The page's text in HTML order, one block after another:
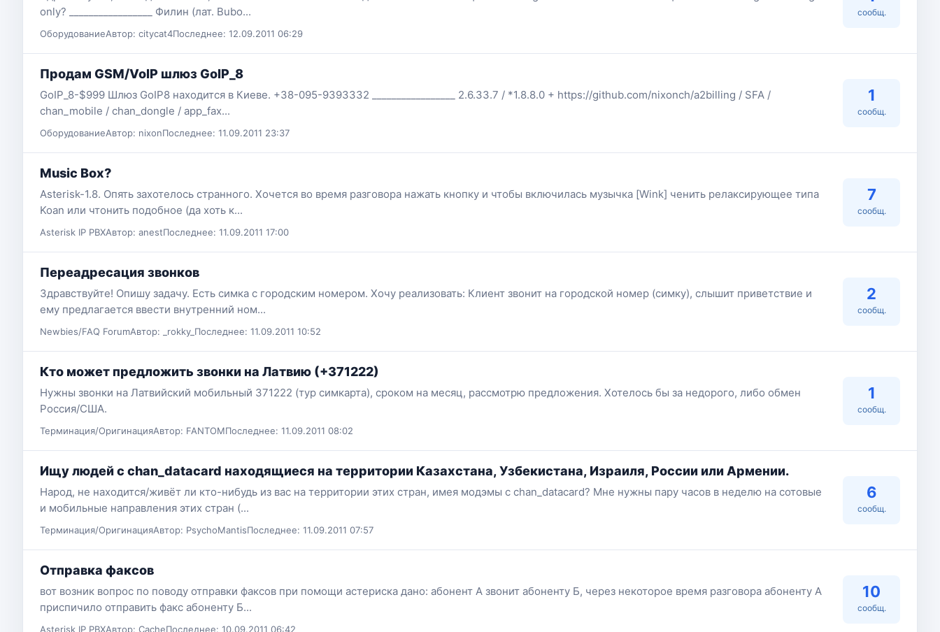
only? _________________ Филин (лат. Bubo...
ОборудованиеАвтор: citycat4Последнее: 12.09.2011 06:29
сообщ.
Продам GSM/VoIP шлюз GoIP_8
GoIP_8-$999 Шлюз GoIP8 находится в Киеве. +38-095-9393332 _________________ 2.6.33.7 / *1.8.8.0 + https://github.com/nixonch/a2billing / SFA /
chan_mobile / chan_dongle / app_fax...
ОборудованиеАвтор: nixonПоследнее: 11.09.2011 23:37
1
сообщ.
Music Box?
Asterisk-1.8. Опять захотелось странного. Хочется во время разговора нажать кнопку и чтобы включилась музычка [Wink] ченить релаксирующее типа
Koan или чтонить подобное (да хоть к...
Asterisk IP PBXАвтор: anestПоследнее: 11.09.2011 17:00
7
сообщ.
Переадресация звонков
Здравствуйте! Опишу задачу. Есть симка с городским номером. Хочу реализовать: Клиент звонит на городской номер (симку), слышит приветствие и
ему предлагается ввести внутренний ном...
Newbies/FAQ ForumАвтор: _rokky_ Последнее: 11.09.2011 10:52
2
сообщ.
Кто может предложить звонки на Латвию (+371222)
Нужны звонки на Латвийский мобильный 371222 (тур симкарта), сроком на месяц, рассмотрю предложения. Хотелось бы за недорого, либо обмен
Россия/США.
Терминация/ОригинацияАвтор: FANTOMПоследнее: 11.09.2011 08:02
1
сообщ.
Ищу людей с сhan_datacard находящиеся на территории Казахстана, Узбекистана, Израиля, России или Армении.
Народ, не находится/живёт ли кто-нибудь из вас на территории этих стран, имея модэмы с chan_datacard? Мне нужны пару часов в неделю на сотовые
и мобильные направления этих стран (...
Терминация/ОригинацияАвтор: PsychoMantisПоследнее: 11.09.2011 07:57
6
сообщ.
Отправка факсов
вот возник вопрос по поводу отправки факсов при помощи астериска дано: абонент А звонит абоненту Б, через некоторое время разговора абоненту А
приспичило отправить факс абоненту Б...
Asterisk IP PBXАвтор: CacheПоследнее: 10.09.2011 06:42
10
сообщ.